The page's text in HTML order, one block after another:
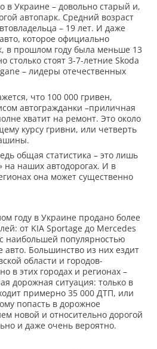
в Украине – довольно старый и,
автопарк. Средний возраст
– 19 лет. И даже
которое официально
в прошлом году была меньше 13
столько стоят 3-7-летние Skoda
– лидеры отечественных
что 100 000 гривен,
автогражданки –приличная
хватит на ремонт. Это около
курсу гривни, или четверть
общая статистика – это лишь
на наших автодорогах. И в
она может существенно
году в Украине продано более
от KIA Sportage до Mercedes
наибольшей популярностью
авто. Большинство из них ездит
области и городов-
в этих городах и регионах –
дорожная ситуация: только в
примерно 35 000 ДТП, или
попасть в дорожное
новой и относительно дорогой
и даже очень вероятно.